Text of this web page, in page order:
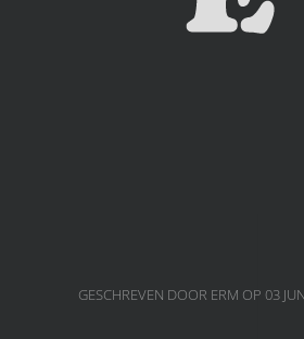
GESCHREVEN DOOR ERM OP 03